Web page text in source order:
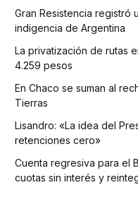
Gran Resistencia registró
indigencia de Argentina
La privatización de rutas
4.259 pesos
En Chaco se suman al
Tierras
Lisandro: «La idea del
retenciones cero»
Cuenta regresiva para el
cuotas sin interés y